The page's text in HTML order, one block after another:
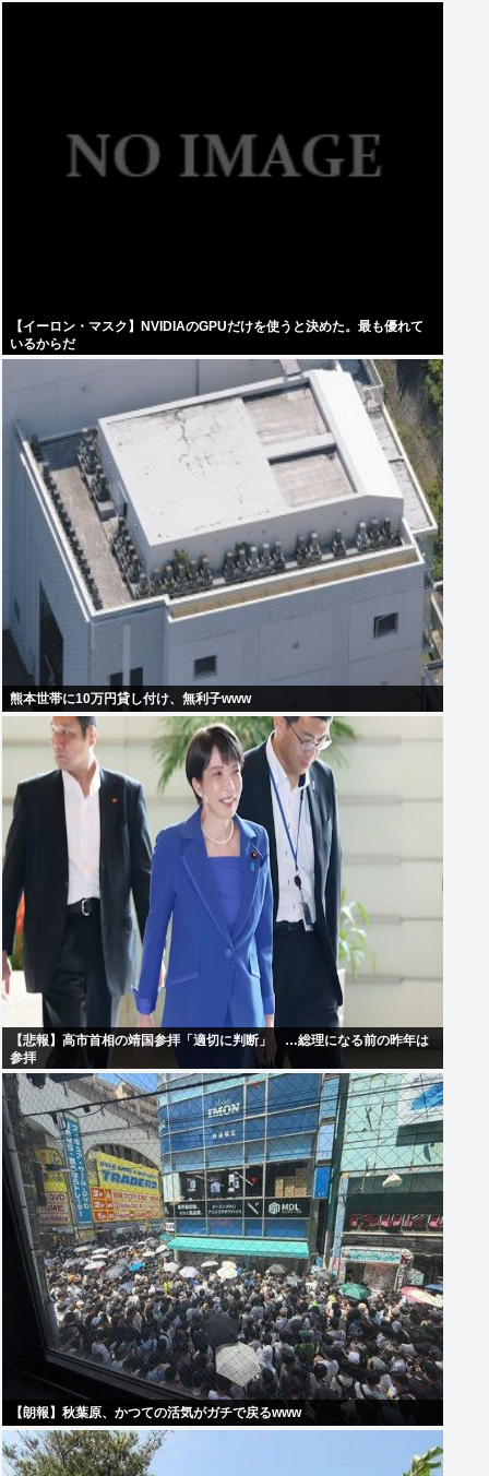
【イーロン・マスク】NVIDIAのGPUだけを使うと決めた。最も優れて
いるからだ
熊本世帯に10万円貸し付け、無利子www
【悲報】高市首相の靖国参拝「適切に判断」 …総理になる前の昨年は
参拝
【朗報】秋葉原、かつての活気がガチで戻るwww